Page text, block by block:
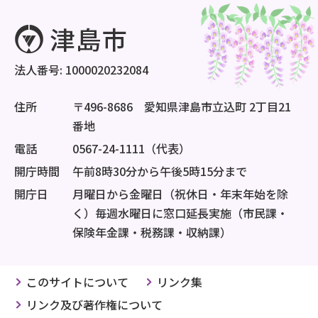
法人番号: 1000020232084
住所
〒496-8686 愛知県津島市立込町 2丁目21
番地
電話
0567-24-1111（代表）
開庁時間
午前8時30分から午後5時15分まで
開庁日
月曜日から金曜日（祝休日・年末年始を除
く）毎週水曜日に窓口延長実施（市民課・
保険年金課・税務課・収納課）
このサイトについて
リンク集
リンク及び著作権について